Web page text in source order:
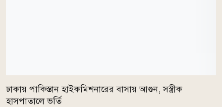
ঢাকায় পাকিস্তান হাইকমিশনারের বাসায় আগুন, সস্ত্রীক
হাসপাতালে ভর্তি